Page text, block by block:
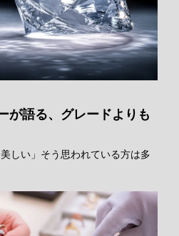
が語る、グレードよりも
しい」そう思われている方は多